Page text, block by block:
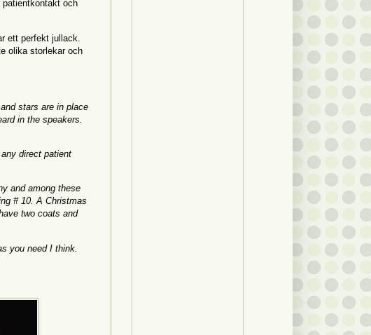
patientkontakt och
ett perfekt jullack.
olika storlekar och
stars are in place
in the speakers.
direct patient
and among these
# 10. A Christmas
two coats and
you need I think.